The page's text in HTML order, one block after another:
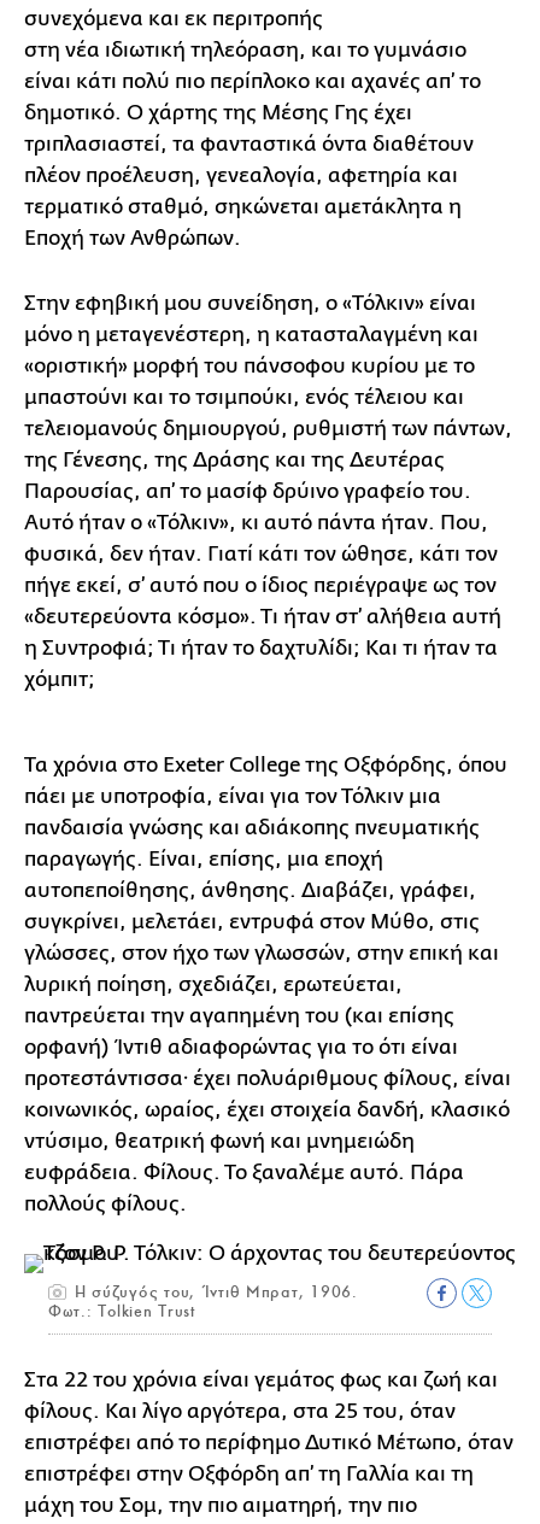
συνεχόμενα και εκ περιτροπής
στη νέα ιδιωτική τηλεόραση, και το γυμνάσιο
είναι κάτι πολύ πιο περίπλοκο και αχανές απ’ το
δημοτικό. Ο χάρτης της Μέσης Γης έχει
τριπλασιαστεί, τα φανταστικά όντα διαθέτουν
πλέον προέλευση, γενεαλογία, αφετηρία και
τερματικό σταθμό, σηκώνεται αμετάκλητα η
Εποχή των Ανθρώπων.
Στην εφηβική μου συνείδηση, ο «Τόλκιν» είναι
μόνο η μεταγενέστερη, η κατασταλαγμένη και
«οριστική» μορφή του πάνσοφου κυρίου με το
μπαστούνι και το τσιμπούκι, ενός τέλειου και
τελειομανούς δημιουργού, ρυθμιστή των πάντων,
της Γένεσης, της Δράσης και της Δευτέρας
Παρουσίας, απ’ το μασίφ δρύινο γραφείο του.
Αυτό ήταν ο «Τόλκιν», κι αυτό πάντα ήταν. Που,
φυσικά, δεν ήταν. Γιατί κάτι τον ώθησε, κάτι τον
πήγε εκεί, σ’ αυτό που ο ίδιος περιέγραψε ως τον
«δευτερεύοντα κόσμο». Τι ήταν στ’ αλήθεια αυτή
η Συντροφιά; Τι ήταν το δαχτυλίδι; Και τι ήταν τα
χόμπιτ;
Τα χρόνια στο Exeter College της Οξφόρδης, όπου
πάει με υποτροφία, είναι για τον Τόλκιν μια
πανδαισία γνώσης και αδιάκοπης πνευματικής
παραγωγής. Είναι, επίσης, μια εποχή
αυτοπεποίθησης, άνθησης. Διαβάζει, γράφει,
συγκρίνει, μελετάει, εντρυφά στον Μύθο, στις
γλώσσες, στον ήχο των γλωσσών, στην επική και
λυρική ποίηση, σχεδιάζει, ερωτεύεται,
παντρεύεται την αγαπημένη του (και επίσης
ορφανή) Ίντιθ αδιαφορώντας για το ότι είναι
προτεστάντισσα· έχει πολυάριθμους φίλους, είναι
κοινωνικός, ωραίος, έχει στοιχεία δανδή, κλασικό
ντύσιμο, θεατρική φωνή και μνημειώδη
ευφράδεια. Φίλους. Το ξαναλέμε αυτό. Πάρα
πολλούς φίλους.
H σύζυγός του, Ίντιθ Μπρατ, 1906.
Φωτ.: Tolkien Trust
Στα 22 του χρόνια είναι γεμάτος φως και ζωή και
φίλους. Και λίγο αργότερα, στα 25 του, όταν
επιστρέφει από το περίφημο Δυτικό Μέτωπο, όταν
επιστρέφει στην Οξφόρδη απ’ τη Γαλλία και τη
μάχη του Σομ, την πιο αιματηρή, την πιο